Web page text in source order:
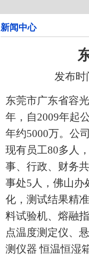
新闻中心
发布时
东莞市广东省容
年，自2009年起
年约5000万。公
现有员工80多人
事、行政、财务
事处5人，佛山办
化，测试结果精
料试验机、熔融
点温度测定仪、
测仪器 恒温恒湿